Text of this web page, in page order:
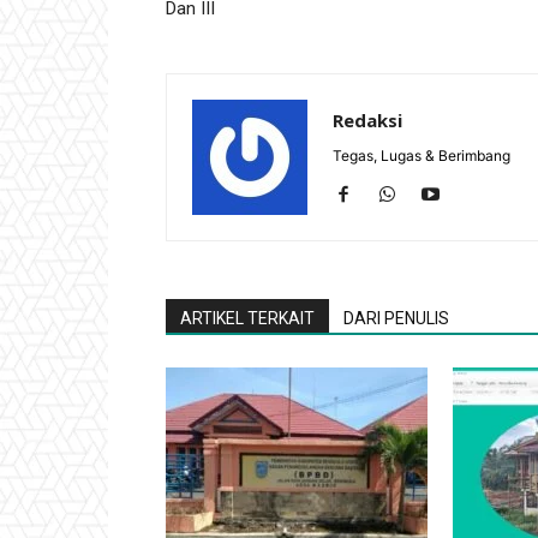
Dan III
Redaksi
Tegas, Lugas & Berimbang
ARTIKEL TERKAIT DARI PENULIS